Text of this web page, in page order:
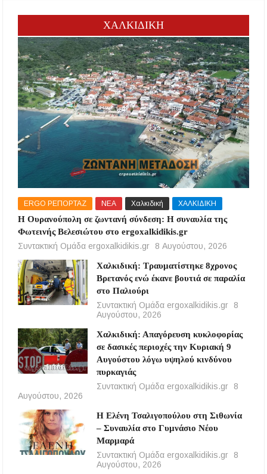
ΧΑΛΚΙΔΙΚΗ
ERGO ΡΕΠΟΡΤΑΖ ΝΕΑ Χαλκιδική ΧΑΛΚΙΔΙΚΗ
Η Ουρανούπολη σε ζωντανή σύνδεση: Η συναυλία της
Φωτεινής Βελεσιώτου στο ergoxalkidikis.gr
Συντακτική Ομάδα ergoxalkidikis.gr
8 Αυγούστου, 2026
Χαλκιδική: Τραυματίστηκε 8χρονος
Βρετανός ενώ έκανε βουτιά σε παραλία
στο Παλιούρι
Συντακτική Ομάδα ergoxalkidikis.gr
8
Αυγούστου, 2026
Χαλκιδική: Απαγόρευση κυκλοφορίας
σε δασικές περιοχές την Κυριακή 9
Αυγούστου λόγω υψηλού κινδύνου
πυρκαγιάς
Συντακτική Ομάδα ergoxalkidikis.gr
8
Αυγούστου, 2026
Η Ελένη Τσαλιγοπούλου στη Σιθωνία
– Συναυλία στο Γυμνάσιο Νέου
Μαρμαρά
Συντακτική Ομάδα ergoxalkidikis.gr
8
Αυγούστου, 2026